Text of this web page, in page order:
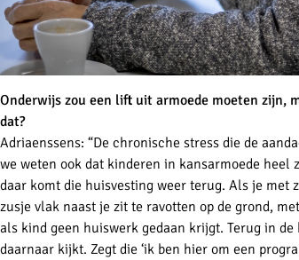
Onderwijs zou een lift uit armoede moeten zijn,
dat?
Adriaenssens: “De chronische stress die de
we weten ook dat kinderen in kansarmoede heel
daar komt die huisvesting weer terug. Als je met
zusje vlak naast je zit te ravotten op de grond,
als kind geen huiswerk gedaan krijgt. Terug in de
daarnaar kijkt. Zegt die ‘ik ben hier om een